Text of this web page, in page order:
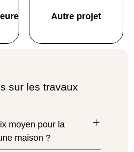
Autre projet
sur les travaux
moyen pour la
maison ?